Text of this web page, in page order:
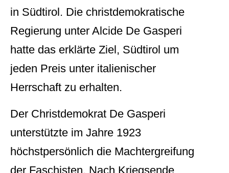
in Südtirol. Die christdemokratische
Regierung unter Alcide De Gasperi
hatte das erklärte Ziel, Südtirol um
jeden Preis unter italienischer
Herrschaft zu erhalten.
Der Christdemokrat De Gasperi
unterstützte im Jahre 1923
höchstpersönlich die Machtergreifung
der Faschisten. Nach Kriegsende